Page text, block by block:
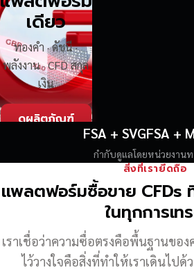
เดียว
ทองคำ · ดัชนี ·
พลังงาน · CFD สกุล
เงิน
ดูผลิตภัณฑ์
FSA + SVGFSA +
กำกับดูแลโดยหน่วยงานท
สิ่งที่เรายึดถือ
แพลตฟอร์มซื้อขาย CFDs
ในทุกการเท
เราเชื่อว่าความซื่อตรงคือพื้นฐานของ
ไว้วางใจคือสิ่งที่ทำให้เราเดินไปด้